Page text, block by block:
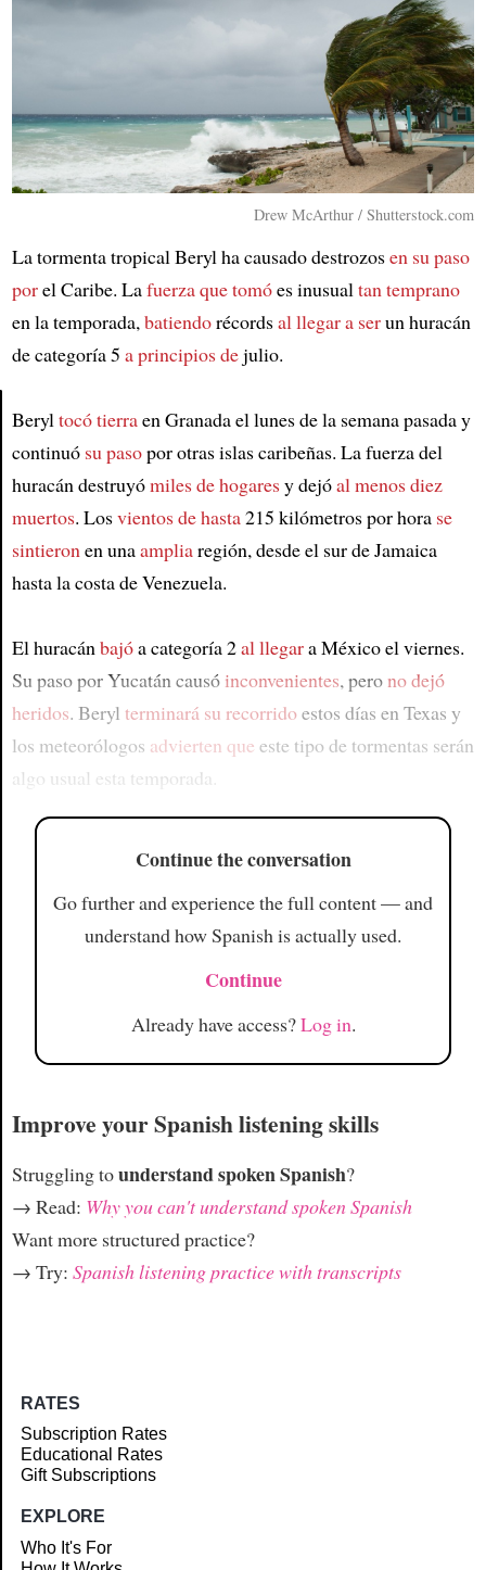
Article
Drew McArthur / Shutterstock.com
La tormenta tropical Beryl ha causado destrozosen su paso
porel Caribe. Lafuerza que tomóes inusual tan temprano
en la temporada, batiendorécordsal llegar a serun huracán
de categoría 5 a principios dejulio.
Beryl tocó tierraen Granada el lunes de la semana pasada y
continuó su pasopor otras islas caribeñas. La fuerza del
huracán destruyómiles de hogaresy dejóal menos diez
muertos. Losvientos de hasta215 kilómetros por hora se
sintieron en unaampliaregión, desde el sur de Jamaica
hasta la costa de Venezuela.
El huracán bajóa categoría 2al llegara México el viernes.
Su paso por Yucatán causó inconvenientes, perono dejó
heridos. Beryl terminará su recorridoestos días en Texas y
los meteorólogos advierten que este tipo de tormentas serán
algo usual esta temporada.
Continue the conversation
Go further and experience the full content — and
understand how Spanish is actually used.
Continue
Already have access?Log in.
Improve your Spanish listening skills
Struggling tounderstand spoken Spanish?
→ Read: Why you can't understand spoken Spanish
Want more structured practice?
→ Try: Spanish listening practice with transcripts
RATES
Subscription Rates
Educational Rates
Gift Subscriptions
EXPLORE
Who It's For